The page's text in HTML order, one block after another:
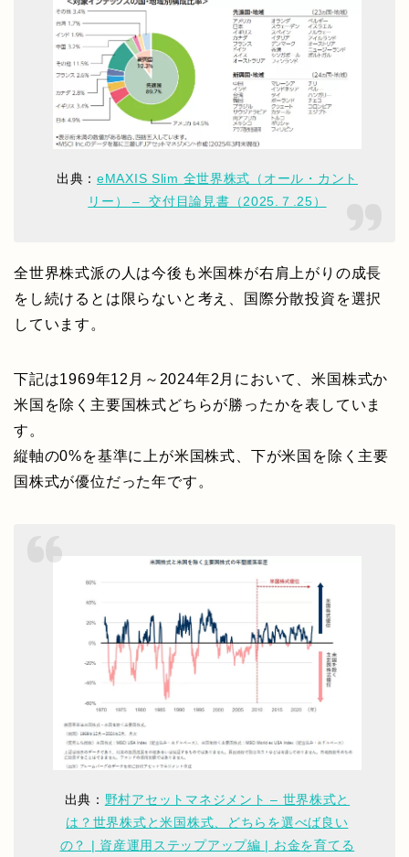
出典： eMAXIS Slim 全世界株式（オール・カント
リー） – 交付目論見書（2025.７.25）
全世界株式派の人は今後も米国株が右肩上がりの成長
をし続けるとは限らないと考え、国際分散投資を選択
しています。
下記は1969年12月～2024年2月において、米国株式か
米国を除く主要国株式どちらが勝ったかを表していま
す。
縦軸の0%を基準に上が米国株式、下が米国を除く主要
国株式が優位だった年です。
出典： 野村アセットマネジメント – 世界株式と
は？世界株式と米国株式、どちらを選べば良い
の？ | 資産運用ステップアップ編 | お金を育てる